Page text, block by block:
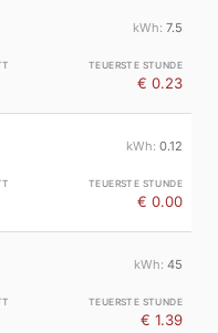
7.5
€ 0.23
0.12
€ 0.00
45
€ 1.39